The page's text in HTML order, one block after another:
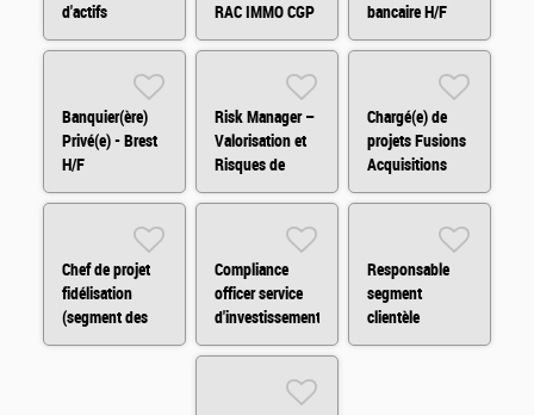
d'actifs
immobiliers H/F
RAC IMMO CGP
H/F
bancaire H/F
Banquier(ère)
Privé(e) - Brest
H/F
Risk Manager –
Valorisation et
Risques de
Marché H/F
Chargé(e) de
projets Fusions
Acquisitions
H/F/X
Chef de projet
fidélisation
(segment des
indépendants)
Compliance
officer service
d'investissement
H/F
Responsable
segment
clientèle
patrimoniale H/F